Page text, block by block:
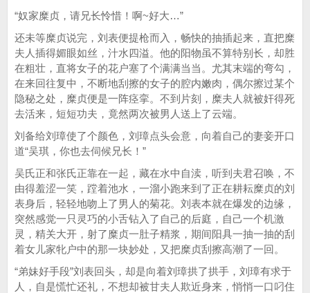
“奴家糜贞，请兄长怜惜！啊~好大…”
还未等糜贞说完，刘表便提枪而入，畅快的抽插起来，直把糜
夫人插得媚眼如丝，汁水四溢。他的阳物虽不算特别长，却胜
在粗壮，直将女子的花户塞了个满满当当。尤其末端的弯勾，
在来回往复中，不断地刮擦的女子的腔内嫩肉，偶尔擦过某个
隐秘之处，糜贞便是一阵痉挛。不到片刻，糜夫人就被奸得死
去活来，短短功夫，竟然两次被男人送上了云端。
刘备给刘璋使了个颜色，刘璋点头会意，向着自己的妻妾开口
道“吴琪，你也去伺候兄长！”
吴氏正和张氏正靠在一起，藏在水中自渎，听到夫君召唤，不
由得羞涩一笑，蹚着池水，一溜小跑来到了正在耕耘糜贞的刘
表身后，轻轻地吻上了男人的菊花。刘表本就在爆发的边缘，
突然感觉一只灵巧的小舌钻入了自己的后庭，自己一个机激
灵，精关大开，射了糜贞一肚子精浆，期间阳具一抽一抽的刮
着女儿家牝户中的那一块妙处，又把糜贞刮擦高潮了一回。
“弟妹好手段”刘表回头，却是向着刘璋拱了拱手，刘璋有求于
人，自是慌忙还礼，不想却被甘夫人欺近身来，悄悄一口叼住